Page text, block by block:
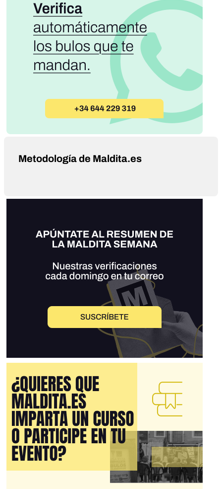
Metodología de Maldita.es